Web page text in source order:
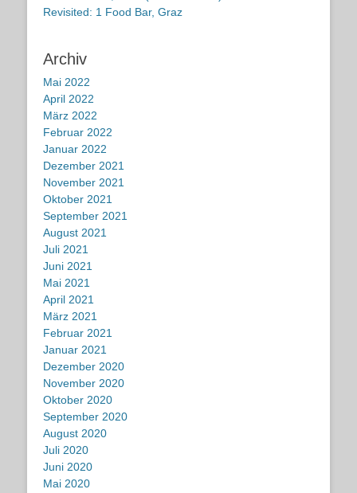
Revisited: 1 Food Bar, Graz
Archiv
Mai 2022
April 2022
März 2022
Februar 2022
Januar 2022
Dezember 2021
November 2021
Oktober 2021
September 2021
August 2021
Juli 2021
Juni 2021
Mai 2021
April 2021
März 2021
Februar 2021
Januar 2021
Dezember 2020
November 2020
Oktober 2020
September 2020
August 2020
Juli 2020
Juni 2020
Mai 2020